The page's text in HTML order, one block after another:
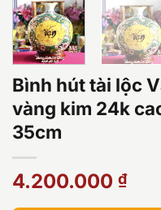
Bình hút tài lộc
vàng kim 24k
35cm
4.200.000 ₫